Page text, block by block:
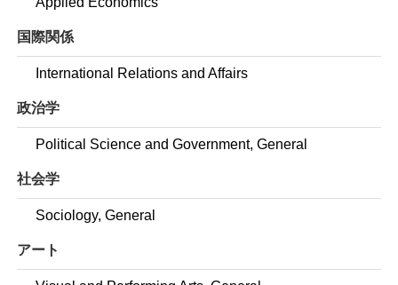
国際関係
International Relations and Affairs
政治学
Political Science and Government, General
社会学
Sociology, General
アート